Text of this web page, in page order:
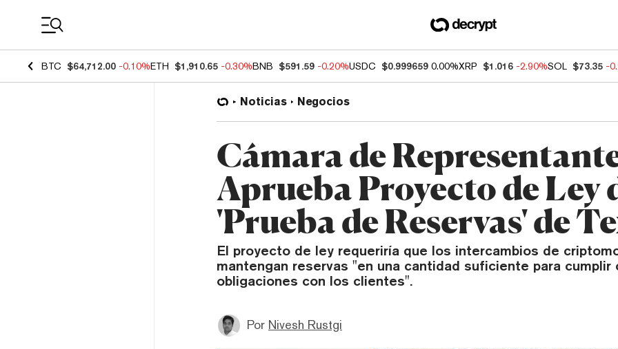
BTC $64,712.00 -0.10%ETH $1,910.65 -0.30%BNB $591.59 -0.20%USDC $0.999659 0.00%XRP $1.016 -2.90%SOL $73.35 -
Noticias Negocios
Cámara de
Aprueba Proyecto de Ley
'Prueba de Reservas' de
El proyecto de ley requeriría que los intercambios de
mantengan reservas "en una cantidad suficiente para cumplir
obligaciones con los clientes".
Por Nivesh Rustgi